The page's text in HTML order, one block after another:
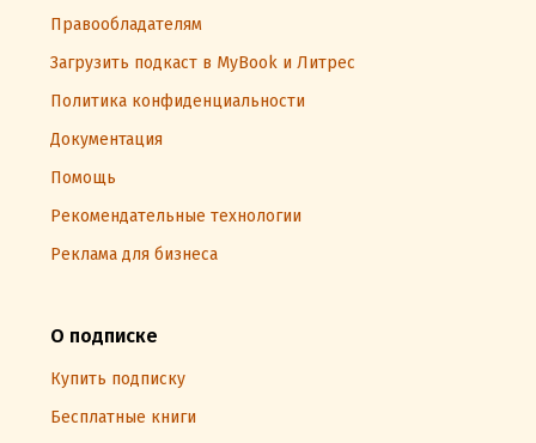
Правообладателям
Загрузить подкаст в MyBook и Литрес
Политика конфиденциальности
Документация
Помощь
Рекомендательные технологии
Реклама для бизнеса
О подписке
Купить подписку
Бесплатные книги